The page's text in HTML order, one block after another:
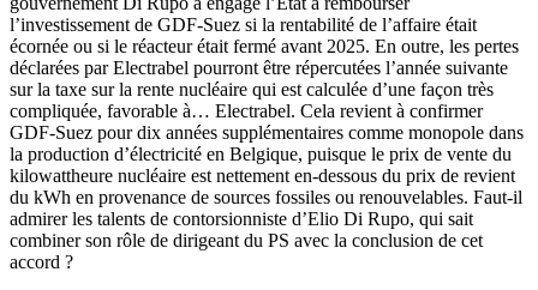
l’investissement de GDF-Suez si la rentabilité de l’affaire était
écornée ou si le réacteur était fermé avant 2025. En outre, les pertes
déclarées par Electrabel pourront être répercutées l’année suivante
sur la taxe sur la rente nucléaire qui est calculée d’une façon très
compliquée, favorable à… Electrabel. Cela revient à confirmer
GDF-Suez pour dix années supplémentaires comme monopole dans
la production d’électricité en Belgique, puisque le prix de vente du
kilowattheure nucléaire est nettement en-dessous du prix de revient
du kWh en provenance de sources fossiles ou renouvelables. Faut-il
admirer les talents de contorsionniste d’Elio Di Rupo, qui sait
combiner son rôle de dirigeant du PS avec la conclusion de cet
accord ?